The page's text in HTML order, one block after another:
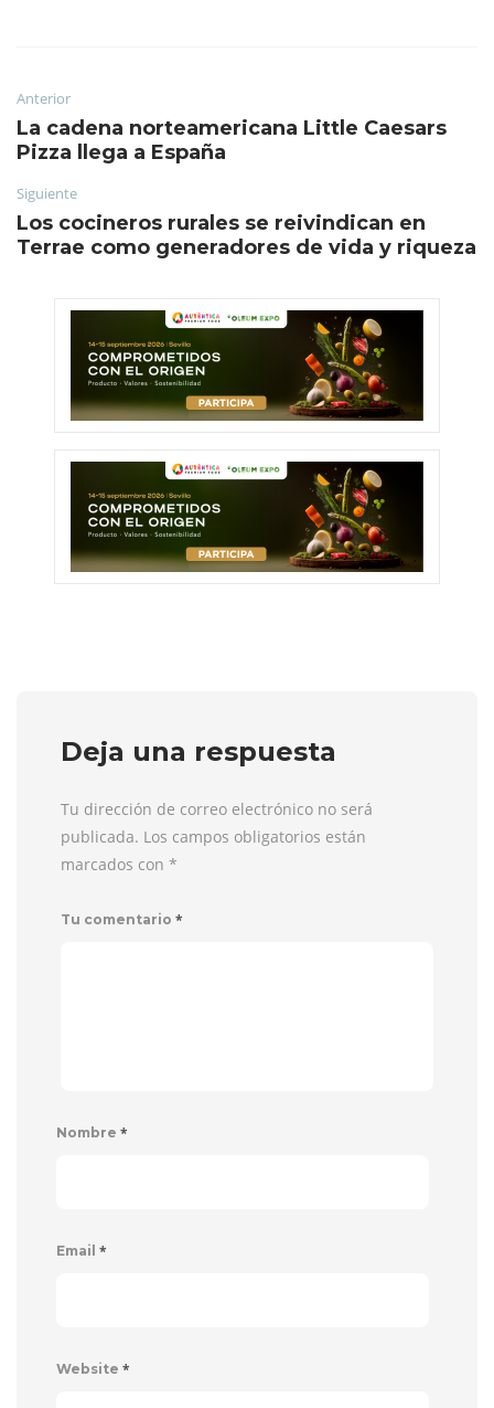
Anterior
La cadena norteamericana Little Caesars
Pizza llega a España
Siguiente
Los cocineros rurales se reivindican en
Terrae como generadores de vida y riqueza
Deja una respuesta
Tu dirección de correo electrónico no será
publicada. Los campos obligatorios están
marcados con *
Tu comentario *
Nombre *
Email *
Website *